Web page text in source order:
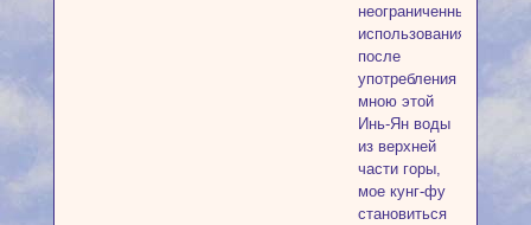
неограниченные
использования
после
употребления
мною этой
Инь-Ян воды
из верхней
части горы,
мое кунг-фу
становиться